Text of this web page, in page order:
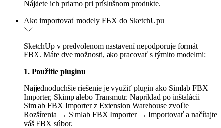
Nájdete ich priamo pri príslušnom produkte.
Ako importovať modely FBX do SketchUpu
SketchUp v predvolenom nastavení nepodporuje formát
FBX. Máte dve možnosti, ako pracovať s týmito modelmi:
1. Použitie pluginu
Najjednoduchšie riešenie je využiť plugin ako Simlab FBX
Importer, Skimp alebo Transmutr. Napríklad po inštalácii
Simlab FBX Importer z Extension Warehouse zvoľte
Rozšírenia → Simlab FBX Importer → Importovať a načítajte
váš FBX súbor.